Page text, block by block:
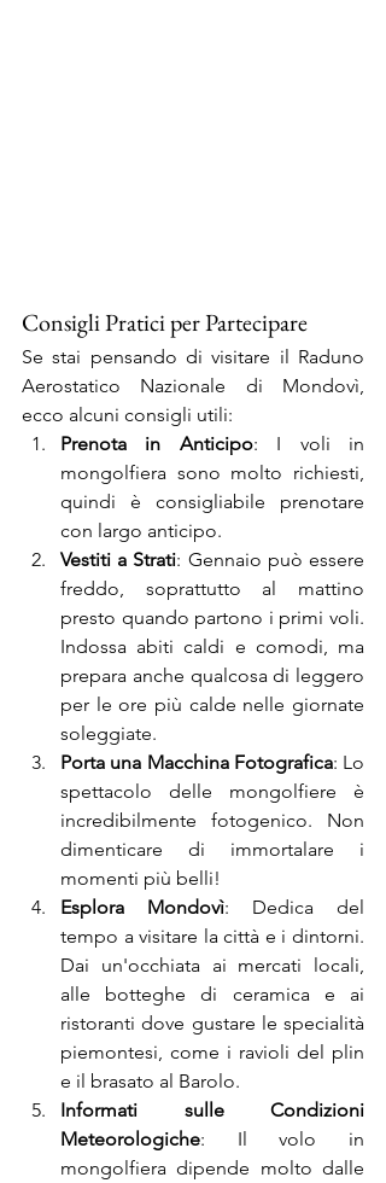
Consigli Pratici per Partecipare
Se stai pensando di visitare il Raduno
Aerostatico Nazionale di Mondovì,
ecco alcuni consigli utili:
Prenota in Anticipo: I voli in
mongolfiera sono molto richiesti,
quindi è consigliabile prenotare
con largo anticipo.
Vestiti a Strati: Gennaio può essere
freddo, soprattutto al mattino
presto quando partono i primi voli.
Indossa abiti caldi e comodi, ma
prepara anche qualcosa di leggero
per le ore più calde nelle giornate
soleggiate.
Porta una Macchina Fotografica: Lo
spettacolo delle mongolfiere è
incredibilmente fotogenico. Non
dimenticare di immortalare i
momenti più belli!
Esplora Mondovì: Dedica del
tempo a visitare la città e i dintorni.
Dai un'occhiata ai mercati locali,
alle botteghe di ceramica e ai
ristoranti dove gustare le specialità
piemontesi, come i ravioli del plin
e il brasato al Barolo.
Informati sulle Condizioni
Meteorologiche: Il volo in
mongolfiera dipende molto dalle